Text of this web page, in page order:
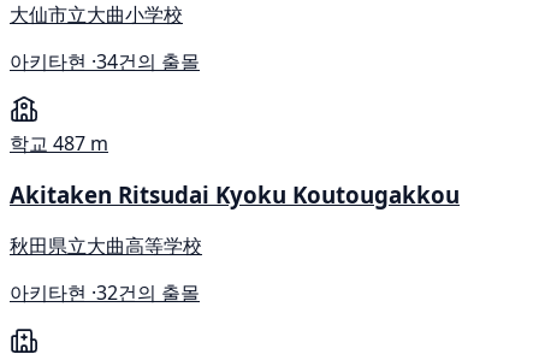
大仙市立大曲小学校
아키타현 ·34건의 출몰
학교 487 m
Akitaken Ritsudai Kyoku Koutougakkou
秋田県立大曲高等学校
아키타현 ·32건의 출몰